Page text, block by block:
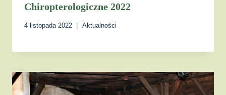
Chiropterologiczne 2022
4 listopada 2022 Aktualności